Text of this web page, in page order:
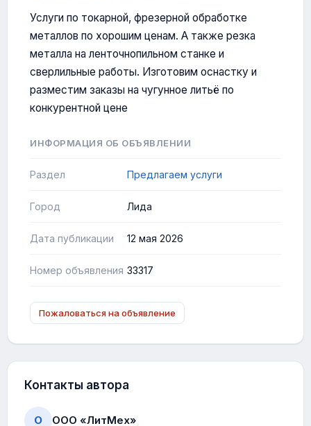
Услуги по токарной, фрезерной обработке
металлов по хорошим ценам. А также резка
металла на ленточнопильном станке и
сверлильные работы. Изготовим оснастку и
разместим заказы на чугунное литьё по
конкурентной цене
ИНФОРМАЦИЯ ОБ ОБЪЯВЛЕНИИ
Раздел Предлагаем услуги
Город Лида
Дата публикации 12 мая 2026
Номер объявления 33317
Пожаловаться на объявление
Контакты автора
О ООО «ЛитМех»